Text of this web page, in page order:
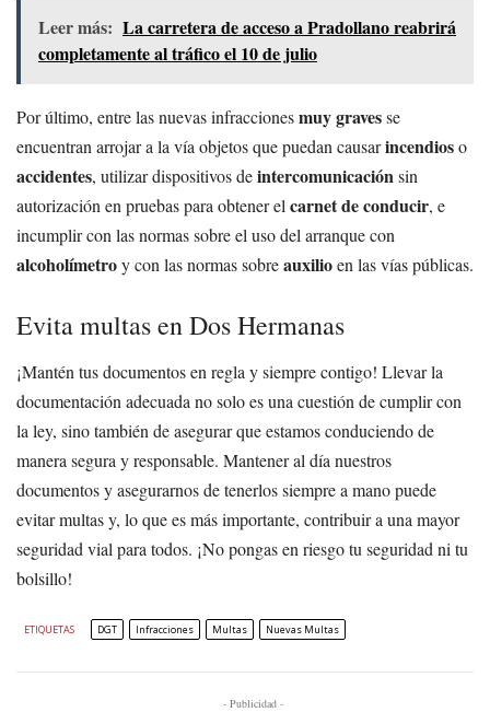
Leer más: La carretera de acceso a Pradollano reabrirá
completamente al tráfico el 10 de julio
Por último, entre las nuevas infraccionesmuy gravesse
encuentran arrojar a la vía objetos que puedan causarincendioso
accidentes, utilizar dispositivos deintercomunicaciónsin
autorización en pruebas para obtener el carnet de conducir, e
incumplir con las normas sobre el uso del arranque con
alcoholímetroy con las normas sobreauxilioen las vías públicas.
Evita multas en Dos Hermanas
¡Mantén tus documentos en regla y siempre contigo! Llevar la
documentación adecuada no solo es una cuestión de cumplir con
la ley, sino también de asegurar que estamos conduciendo de
manera segura y responsable. Mantener al día nuestros
documentos y asegurarnos de tenerlos siempre a mano puede
evitar multas y, lo que es más importante, contribuir a una mayor
seguridad vial para todos. ¡No pongas en riesgo tu seguridad ni tu
bolsillo!
ETIQUETAS DGT Infracciones Multas Nuevas Multas
- Publicidad -